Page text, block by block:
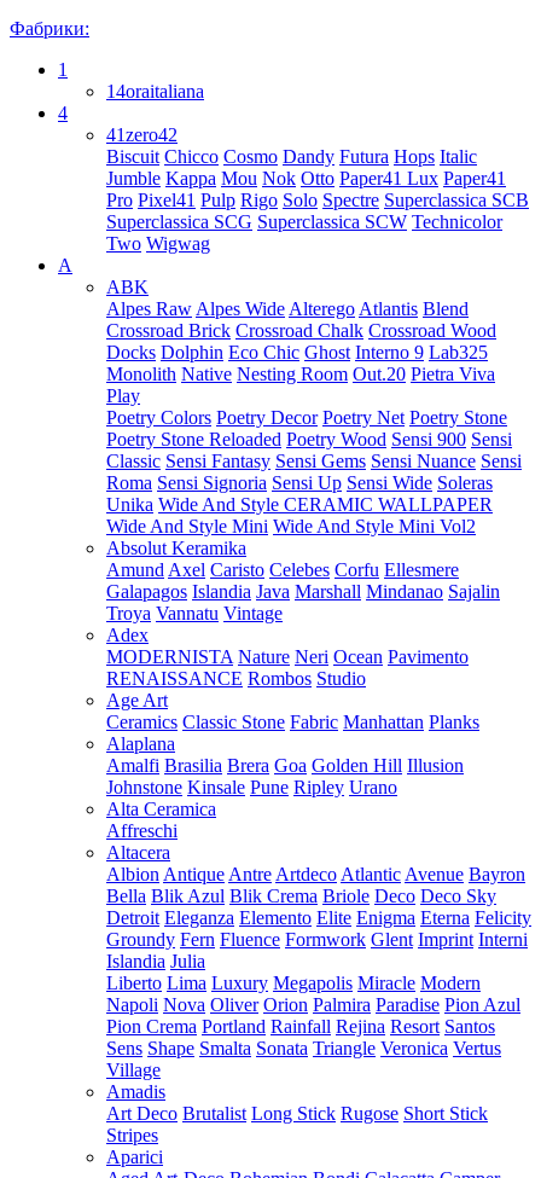
Фабрики:
1
14oraitaliana
4
41zero42
Biscuit Chicco Cosmo Dandy Futura Hops Italic
Jumble Kappa Mou Nok Otto Paper41 Lux Paper41
Pro Pixel41 Pulp Rigo Solo Spectre Superclassica SCB
Superclassica SCG Superclassica SCW Technicolor
Two Wigwag
A
ABK
Alpes Raw Alpes Wide Alterego Atlantis Blend
Crossroad Brick Crossroad Chalk Crossroad Wood
Docks Dolphin Eco Chic Ghost Interno 9 Lab325
Monolith Native Nesting Room Out.20 Pietra Viva
Play
Poetry Colors Poetry Decor Poetry Net Poetry Stone
Poetry Stone Reloaded Poetry Wood Sensi 900 Sensi
Classic Sensi Fantasy Sensi Gems Sensi Nuance Sensi
Roma Sensi Signoria Sensi Up Sensi Wide Soleras
Unika Wide And Style CERAMIC WALLPAPER
Wide And Style Mini Wide And Style Mini Vol2
Absolut Keramika
Amund Axel Caristo Celebes Corfu Ellesmere
Galapagos Islandia Java Marshall Mindanao Sajalin
Troya Vannatu Vintage
Adex
MODERNISTA Nature Neri Ocean Pavimento
RENAISSANCE Rombos Studio
Age Art
Ceramics Classic Stone Fabric Manhattan Planks
Alaplana
Amalfi Brasilia Brera Goa Golden Hill Illusion
Johnstone Kinsale Pune Ripley Urano
Alta Ceramica
Affreschi
Altacera
Albion Antique Antre Artdeco Atlantic Avenue Bayron
Bella Blik Azul Blik Crema Briole Deco Deco Sky
Detroit Eleganza Elemento Elite Enigma Eterna Felicity
Groundy Fern Fluence Formwork Glent Imprint Interni
Islandia Julia
Liberto Lima Luxury Megapolis Miracle Modern
Napoli Nova Oliver Orion Palmira Paradise Pion Azul
Pion Crema Portland Rainfall Rejina Resort Santos
Sens Shape Smalta Sonata Triangle Veronica Vertus
Village
Amadis
Art Deco Brutalist Long Stick Rugose Short Stick
Stripes
Aparici